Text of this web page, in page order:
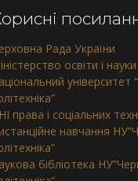
Рада України
освіти і
університет
права і соціальних
навчання
бібліотека